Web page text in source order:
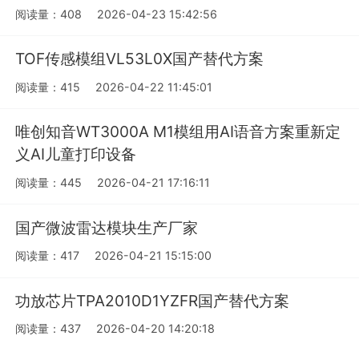
阅读量：408 2026-04-23 15:42:56
TOF传感模组VL53L0X国产替代方案
阅读量：415 2026-04-22 11:45:01
唯创知音WT3000A M1模组用AI语音方案重新定
义AI儿童打印设备
阅读量：445 2026-04-21 17:16:11
国产微波雷达模块生产厂家
阅读量：417 2026-04-21 15:15:00
功放芯片TPA2010D1YZFR国产替代方案
阅读量：437 2026-04-20 14:20:18